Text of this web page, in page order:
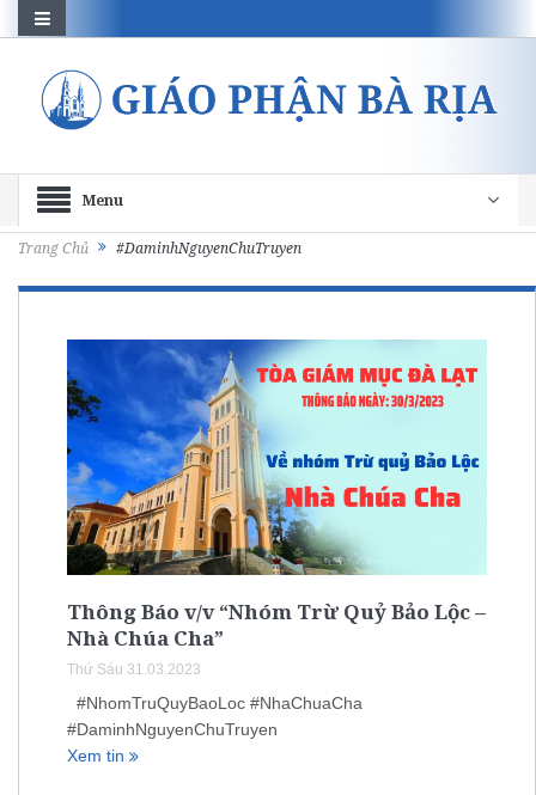
Menu
Trang Chủ #DaminhNguyenChuTruyen
Thông Báo v/v “Nhóm Trừ Quỷ Bảo Lộc –
Nhà Chúa Cha”
Thứ Sáu 31.03.2023
#NhomTruQuyBaoLoc #NhaChuaCha
#DaminhNguyenChuTruyen
Xem tin